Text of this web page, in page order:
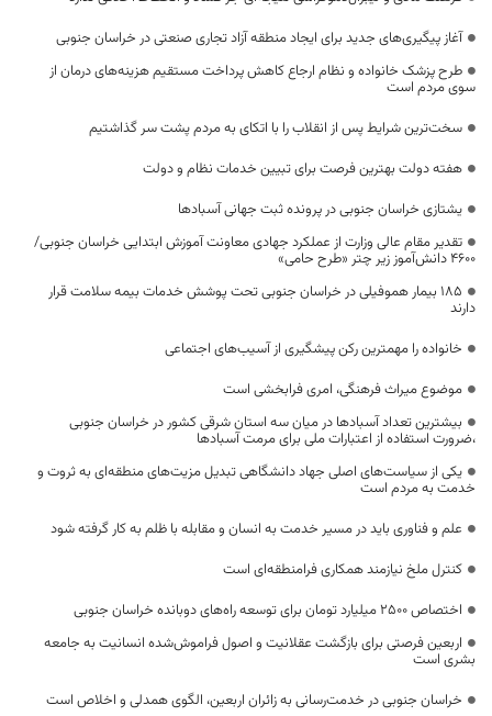
آغاز پیگیری‌های جدید برای ایجاد منطقه آزاد تجاری صنعتی در خراسان جنوبی
طرح پزشک خانواده و نظام ارجاع کاهش پرداخت مستقیم هزینه‌های درمان از
سوی مردم است
سخت‌ترین شرایط پس از انقلاب را با اتکای به مردم پشت سر گذاشتیم
هفته دولت بهترین فرصت برای تبیین خدمات نظام و دولت
یشتازی خراسان جنوبی در پرونده ثبت جهانی آسبادها
تقدیر مقام عالی وزارت از عملکرد جهادی معاونت آموزش ابتدایی خراسان جنوبی/
۴۶۰۰ دانش‌آموز زیر چتر «طرح حامی»
۱۸۵ بیمار هموفیلی در خراسان جنوبی تحت پوشش خدمات بیمه سلامت قرار
دارند
خانواده را مهمترین رکن پیشگیری از آسیب‌های اجتماعی
موضوع میراث فرهنگی، امری فرابخشی است
بیشترین تعداد آسبادها در میان سه استان شرقی کشور در خراسان جنوبی
،ضرورت استفاده از اعتبارات ملی برای مرمت آسبادها
یکی از سیاست‌های اصلی جهاد دانشگاهی تبدیل مزیت‌های منطقه‌ای به ثروت و
خدمت به مردم است
علم و فناوری باید در مسیر خدمت به انسان و مقابله با ظلم به کار گرفته شود
کنترل ملخ نیازمند همکاری فرامنطقه‌ای است
اختصاص 2500 میلیارد تومان برای توسعه راه‌های دوبانده خراسان جنوبی
اربعین فرصتی برای بازگشت عقلانیت و اصول فراموش‌شده انسانیت به جامعه
بشری است
خراسان جنوبی در خدمت‌رسانی به زائران اربعین، الگوی همدلی و اخلاص است